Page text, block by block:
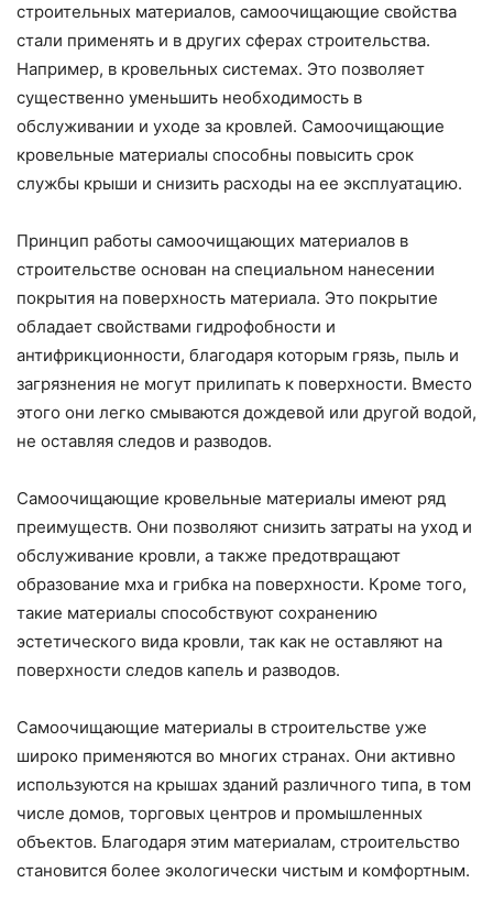
строительных материалов, самоочищающие свойства
стали применять и в других сферах строительства.
Например, в кровельных системах. Это позволяет
существенно уменьшить необходимость в
обслуживании и уходе за кровлей. Самоочищающие
кровельные материалы способны повысить срок
службы крыши и снизить расходы на ее эксплуатацию.
Принцип работы самоочищающих материалов в
строительстве основан на специальном нанесении
покрытия на поверхность материала. Это покрытие
обладает свойствами гидрофобности и
антифрикционности, благодаря которым грязь, пыль и
загрязнения не могут прилипать к поверхности. Вместо
этого они легко смываются дождевой или другой водой,
не оставляя следов и разводов.
Самоочищающие кровельные материалы имеют ряд
преимуществ. Они позволяют снизить затраты на уход и
обслуживание кровли, а также предотвращают
образование мха и грибка на поверхности. Кроме того,
такие материалы способствуют сохранению
эстетического вида кровли, так как не оставляют на
поверхности следов капель и разводов.
Самоочищающие материалы в строительстве уже
широко применяются во многих странах. Они активно
используются на крышах зданий различного типа, в том
числе домов, торговых центров и промышленных
объектов. Благодаря этим материалам, строительство
становится более экологически чистым и комфортным.